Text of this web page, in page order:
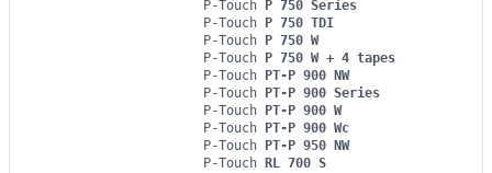
P-Touch P 750 Series
P-Touch P 750 TDI
P-Touch P 750 W
P-Touch P 750 W + 4 tapes
P-Touch PT-P 900 NW
P-Touch PT-P 900 Series
P-Touch PT-P 900 W
P-Touch PT-P 900 Wc
P-Touch PT-P 950 NW
P-Touch RL 700 S